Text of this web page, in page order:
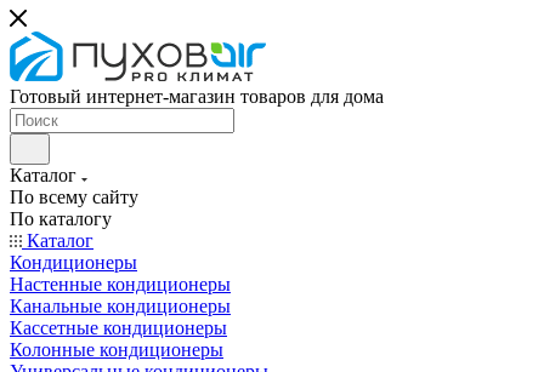
Готовый интернет-магазин товаров для дома
Каталог
По всему сайту
По каталогу
Каталог
Кондиционеры
Настенные кондиционеры
Канальные кондиционеры
Кассетные кондиционеры
Колонные кондиционеры